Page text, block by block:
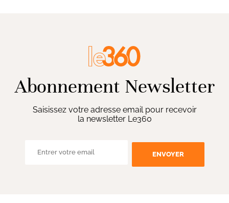
Abonnement Newsletter
Saisissez votre adresse email pour recevoir
la newsletter Le360
ENVOYER